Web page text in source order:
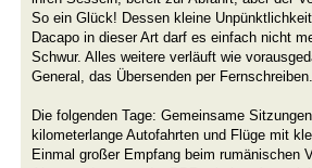
So ein Glück! Dessen kleine
Dacapo in dieser Art darf es einfach nicht
Schwur. Alles weitere verläuft wie
General, das Übersenden per
Die folgenden Tage: Gemeinsame
kilometerlange Autofahrten und Flüge mit
Einmal großer Empfang beim rumänischen